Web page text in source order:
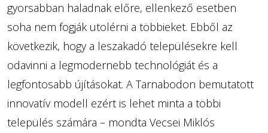
gyorsabban haladnak előre, ellenkező esetben
soha nem fogják utolérni a többieket. Ebből az
következik, hogy a leszakadó településekre kell
odavinni a legmodernebb technológiát és a
legfontosabb újításokat. A Tarnabodon bemutatott
innovatív modell ezért is lehet minta a többi
település számára – mondta Vecsei Miklós